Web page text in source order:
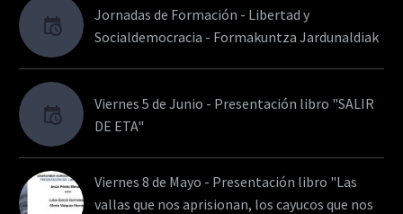
Jornadas de Formación - Libertad y
Socialdemocracia - Formakuntza Jardunaldiak
Viernes 5 de Junio - Presentación libro "SALIR
DE ETA"
Viernes 8 de Mayo - Presentación libro "Las
vallas que nos aprisionan, los cayucos que nos